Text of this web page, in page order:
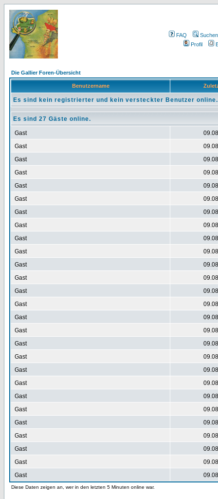
FAQ
Suchen
Profil
Die Gallier Foren-Übersicht
Benutzername
Es sind kein registrierter und kein versteckter Benutzer online.
Es sind 27 Gäste online.
Gast
Gast
Gast
Gast
Gast
Gast
Gast
Gast
Gast
Gast
Gast
Gast
Gast
Gast
Gast
Gast
Gast
Gast
Gast
Gast
Gast
Gast
Gast
Gast
Gast
Gast
Gast
Diese Daten zeigen an, wer in den letzten 5 Minuten online war.